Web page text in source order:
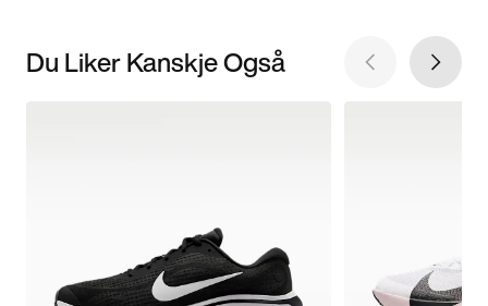
Du Liker Kanskje Også